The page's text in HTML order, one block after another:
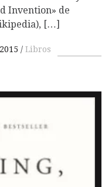
Invention» de
[…]
Libros